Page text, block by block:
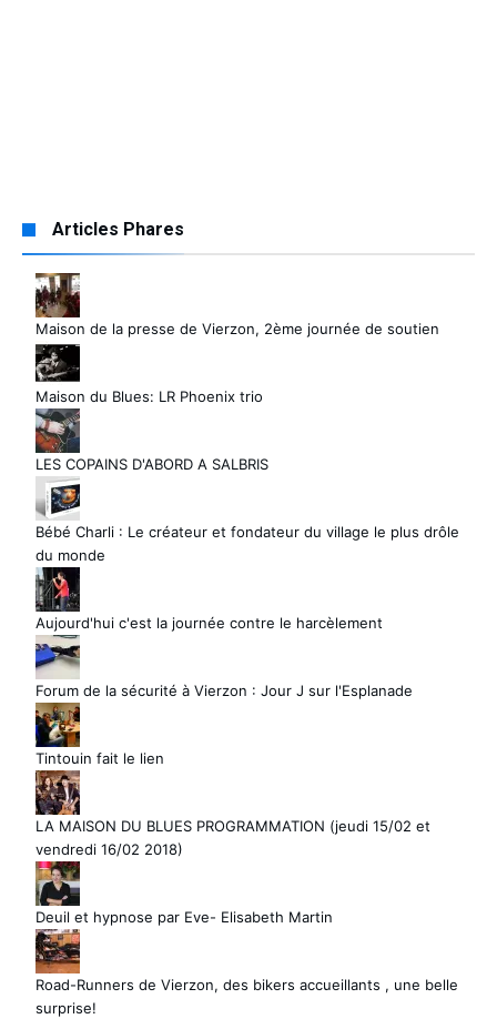
Articles Phares
Maison de la presse de Vierzon, 2ème journée de soutien
Maison du Blues: LR Phoenix trio
LES COPAINS D'ABORD A SALBRIS
Bébé Charli : Le créateur et fondateur du village le plus drôle
du monde
Aujourd'hui c'est la journée contre le harcèlement
Forum de la sécurité à Vierzon : Jour J sur l'Esplanade
Tintouin fait le lien
LA MAISON DU BLUES PROGRAMMATION (jeudi 15/02 et
vendredi 16/02 2018)
Deuil et hypnose par Eve- Elisabeth Martin
Road-Runners de Vierzon, des bikers accueillants , une belle
surprise!